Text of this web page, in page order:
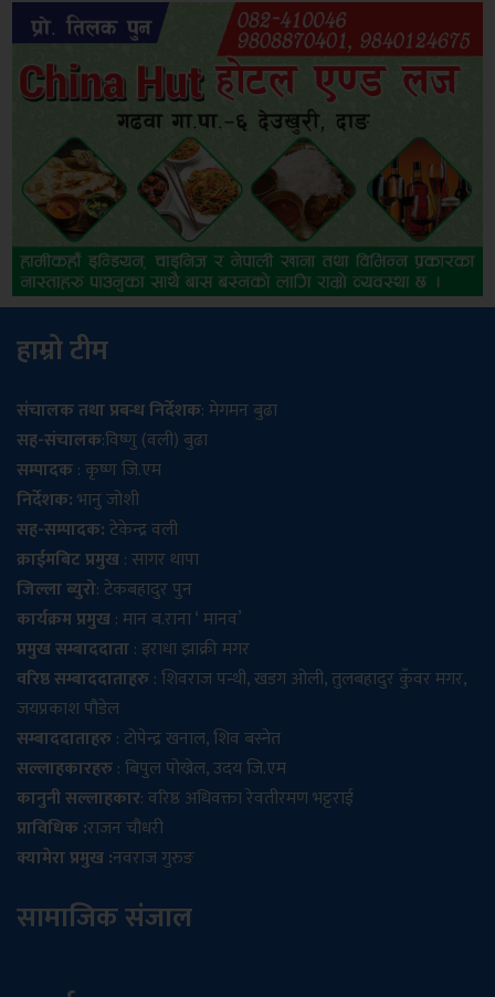
हाम्रो टीम
संचालक तथा प्रबन्ध निर्देशक: मेगमन बुढा
सह-संचालक:विष्णु (वली) बुढा
सम्पादक: कृष्ण जि.एम
निर्देशक:भानु जोशी
सह-सम्पादक:टेकेन्द्र वली
क्राईमबिट प्रमुख: सागर थापा
जिल्ला ब्युरो: टेकबहादुर पुन
कार्यक्रम प्रमुख: मान ब.राना ‘ मानव’
प्रमुख सम्बाददाता: इराधा झाक्री मगर
वरिष्ठ सम्बाददाताहरु: शिवराज पन्थी, खडग ओली, तुलबहादुर कुँवर मगर,
जयप्रकाश पौडेल
सम्बाददाताहरु: टोपेन्द्र खनाल, शिव बस्नेत
सल्लाहकारहरु: बिपुल पोख्रेल, उदय जि.एम
कानुनी सल्लाहकार: वरिष्ठ अधिवक्ता रेवतीरमण भट्टराई
प्राविधिक :राजन चौधरी
क्यामेरा प्रमुख :नवराज गुरुङ
सामाजिक संजाल